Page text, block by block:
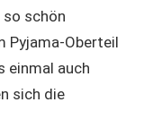
so schön
Pyjama-Oberteil
einmal auch
sich die